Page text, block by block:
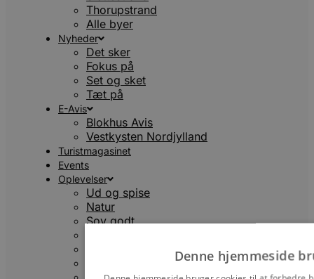
Thorupstrand
Alle byer
Nyheder
Det sker
Fokus på
Set og sket
Tæt på
E-Avis
Blokhus Avis
Vestkysten Nordjylland
Turistmagasinet
Events
Oplevelser
Ud og spise
Natur
Sov godt
Denne hjemmeside